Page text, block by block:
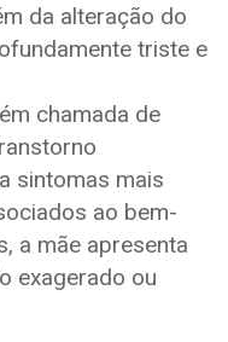
da alteração do
triste e
chamada de
sintomas mais
ao bem-
a mãe apresenta
exagerado ou